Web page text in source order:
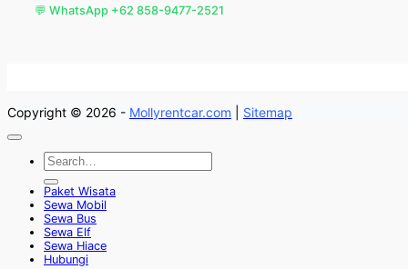
💬 WhatsApp +62 858-9477-2521
Copyright © 2026 - Mollyrentcar.com Sitemap
Paket Wisata
Sewa Mobil
Sewa Bus
Sewa Elf
Sewa Hiace
Hubungi